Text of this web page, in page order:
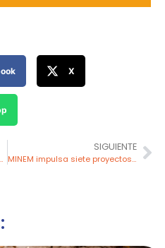
X
de inversión minera 2026
SIGUIENTE
MINEM impulsa siete proyectos de inversión minera para 2026